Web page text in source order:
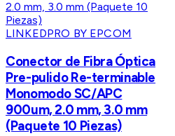
LINKEDPRO BY EPCOM
Conector de Fibra Óptica
Pre-pulido Re-terminable
Monomodo SC/APC
900um, 2.0 mm, 3.0 mm
(Paquete 10 Piezas)